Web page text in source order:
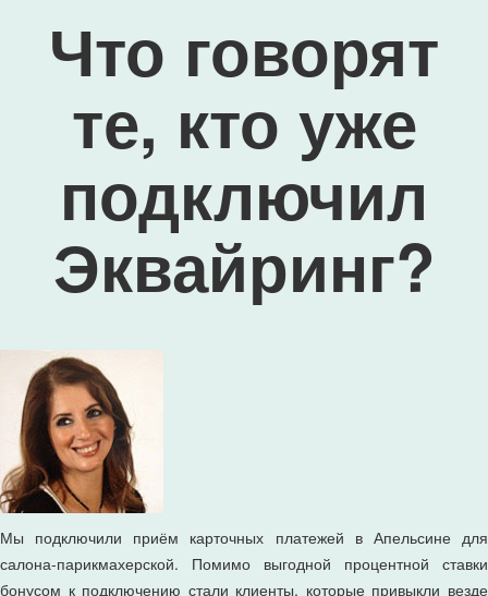
Что говорят
те, кто уже
подключил
Эквайринг?
Мы подключили приём карточных платежей в Апельсине для
салона-парикмахерской. Помимо выгодной процентной ставки
бонусом к подключению стали клиенты, которые привыкли везде